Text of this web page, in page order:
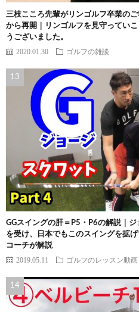
三枝こころ先輩がリンゴルフ卒業の
から再開｜リンゴルフを見守ってい
うございました。
2020.01.30 ゴルフの雑談
GGスイングの肝＝P5・P6の解説｜
を受け、日本でもこのスイングを拡
コーチが解説
2019.05.11 ゴルフのレッスン動画